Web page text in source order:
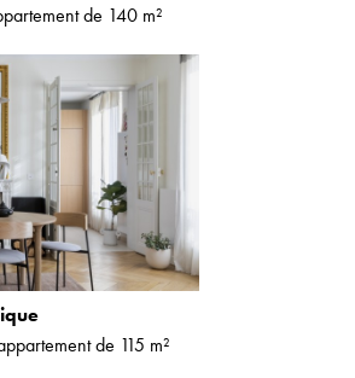
de 140 m²
de 115 m²